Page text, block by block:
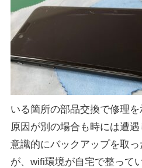
いる箇所の部品交換で修理
原因が別の場合も時には遭遇
意識的にバックアップを取
が、wifi環境が自宅で整って